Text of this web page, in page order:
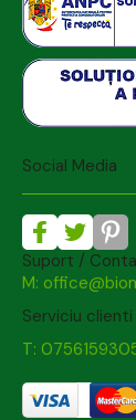
Social Media
Suport /
M:
Serviciu clienti
T: